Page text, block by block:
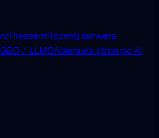
Rozwój serwera
GEO / LLMONaprawa stron po AI